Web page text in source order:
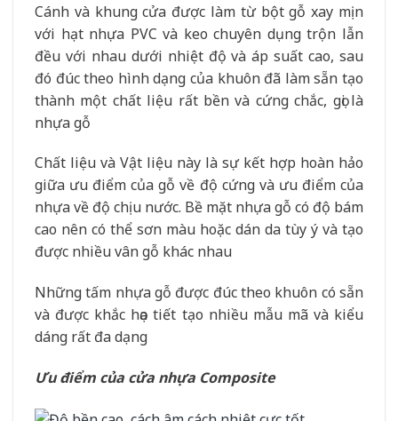
Cánh và khung cửa được làm từ bột gỗ xay mịn
với hạt nhựa PVC và keo chuyên dụng trộn lẫn
đều với nhau dưới nhiệt độ và áp suất cao, sau
đó đúc theo hình dạng của khuôn đã làm sẵn tạo
thành một chất liệu rất bền và cứng chắc, gọi là
nhựa gỗ
Chất liệu và Vật liệu này là sự kết hợp hoàn hảo
giữa ưu điểm của gỗ về độ cứng và ưu điểm của
nhựa về độ chịu nước. Bề mặt nhựa gỗ có độ bám
cao nên có thể sơn màu hoặc dán da tùy ý và tạo
được nhiều vân gỗ khác nhau
Những tấm nhựa gỗ được đúc theo khuôn có sẵn
và được khắc họa tiết tạo nhiều mẫu mã và kiểu
dáng rất đa dạng
Ưu điểm của cửa nhựa Composite